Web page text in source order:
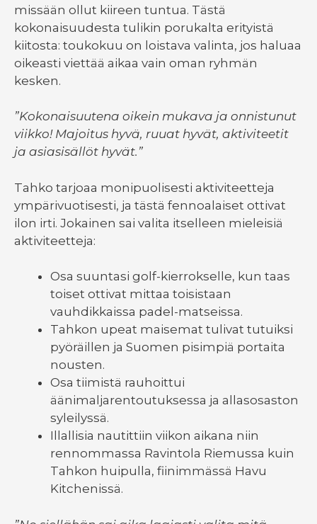
missään ollut kiireen tuntua. Tästä
kokonaisuudesta tulikin porukalta erityistä
kiitosta: toukokuu on loistava valinta, jos haluaa
oikeasti viettää aikaa vain oman ryhmän
kesken.
”Kokonaisuutena oikein mukava ja onnistunut
viikko! Majoitus hyvä, ruuat hyvät, aktiviteetit
ja asiasisällöt hyvät.”
Tahko tarjoaa monipuolisesti aktiviteetteja
ympärivuotisesti, ja tästä fennoalaiset ottivat
ilon irti. Jokainen sai valita itselleen mieleisiä
aktiviteetteja:
Osa suuntasi golf-kierrokselle, kun taas
toiset ottivat mittaa toisistaan
vauhdikkaissa padel-matseissa.
Tahkon upeat maisemat tulivat tutuiksi
pyöräillen ja Suomen pisimpiä portaita
nousten.
Osa tiimistä rauhoittui
äänimaljarentoutuksessa ja allasosaston
syleilyssä.
Illallisia nautittiin viikon aikana niin
rennommassa Ravintola Riemussa kuin
Tahkon huipulla, fiinimmässä Havu
Kitchenissä.